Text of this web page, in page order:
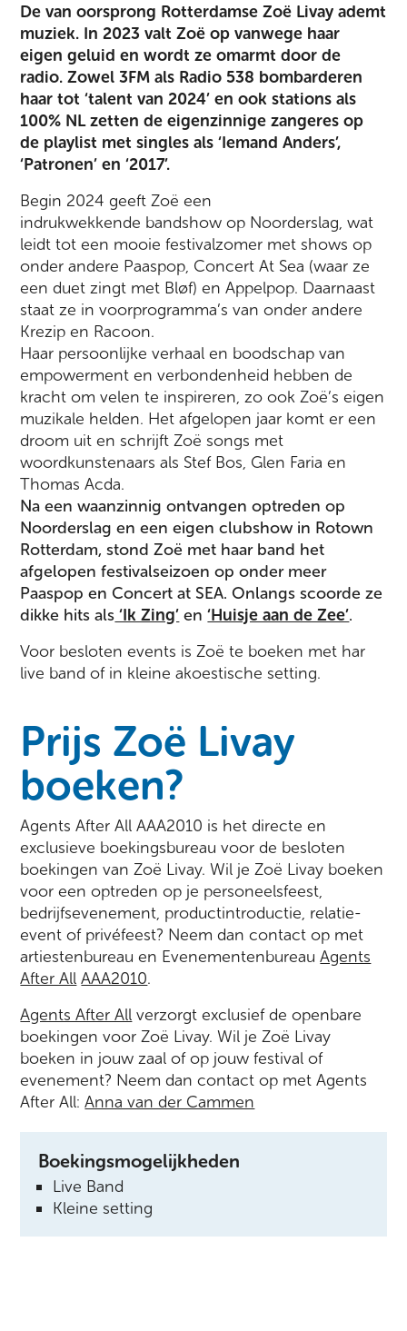
De van oorsprong Rotterdamse Zoë Livay ademt
muziek. In 2023 valt Zoë op vanwege haar
eigen geluid en wordt ze omarmt door de
radio. Zowel 3FM als Radio 538 bombarderen
haar tot ‘talent van 2024’ en ook stations als
100% NL zetten de eigenzinnige zangeres op
de playlist met singles als ‘Iemand Anders’,
‘Patronen’ en ‘2017’.
Begin 2024 geeft Zoë een
indrukwekkende bandshow op Noorderslag, wat
leidt tot een mooie festivalzomer met shows op
onder andere Paaspop, Concert At Sea (waar ze
een duet zingt met Bløf) en Appelpop. Daarnaast
staat ze in voorprogramma’s van onder andere
Krezip en Racoon.
Haar persoonlijke verhaal en boodschap van
empowerment en verbondenheid hebben de
kracht om velen te inspireren, zo ook Zoë’s eigen
muzikale helden. Het afgelopen jaar komt er een
droom uit en schrijft Zoë songs met
woordkunstenaars als Stef Bos, Glen Faria en
Thomas Acda.
Na een waanzinnig ontvangen optreden op
Noorderslag en een eigen clubshow in Rotown
Rotterdam, stond Zoë met haar band het
afgelopen festivalseizoen op onder meer
Paaspop en Concert at SEA. Onlangs scoorde ze
dikke hits als ‘Ik Zing’ en‘Huisje aan de Zee’.
Voor besloten events is Zoë te boeken met har
live band of in kleine akoestische setting.
Prijs Zoë Livay
boeken?
Agents After All AAA2010 is het directe en
exclusieve boekingsbureau voor de besloten
boekingen van Zoë Livay. Wil je Zoë Livay boeken
voor een optreden op je personeelsfeest,
bedrijfsevenement, productintroductie, relatie-
event of privéfeest? Neem dan contact op met
artiestenbureau en EvenementenbureauAgents
After All AAA2010.
Agents After All verzorgt exclusief de openbare
boekingen voor Zoë Livay. Wil je Zoë Livay
boeken in jouw zaal of op jouw festival of
evenement? Neem dan contact op met Agents
After All:Anna van der Cammen
Boekingsmogelijkheden
Live Band
Kleine setting